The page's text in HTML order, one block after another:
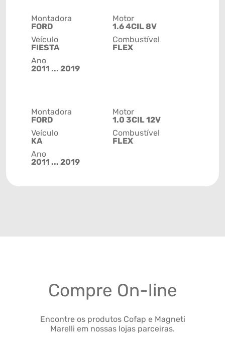
Montadora
FORD
Veículo
FIESTA
Ano
2011 ... 2019
Motor
1.6 4CIL 8V
Combustível
FLEX
Montadora
FORD
Veículo
KA
Ano
2011 ... 2019
Motor
1.0 3CIL 12V
Combustível
FLEX
Compre On-line
Encontre os produtos Cofap e Magneti
Marelli em nossas lojas parceiras.